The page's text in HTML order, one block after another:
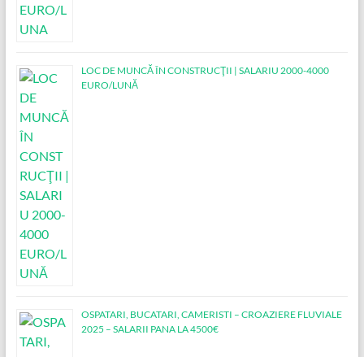
LOC DE MUNCĂ ÎN CONSTRUCŢII | SALARIU 2000-4000
EURO/LUNĂ
OSPATARI, BUCATARI, CAMERISTI – CROAZIERE FLUVIALE
2025 – SALARII PANA LA 4500€